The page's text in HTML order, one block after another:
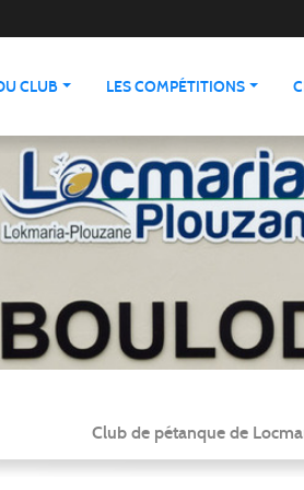
CLUB LES COMPÉTITIONS
Club de pétanque de